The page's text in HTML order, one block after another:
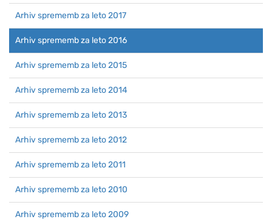
Arhiv sprememb za leto 2017
Arhiv sprememb za leto 2016
Arhiv sprememb za leto 2015
Arhiv sprememb za leto 2014
Arhiv sprememb za leto 2013
Arhiv sprememb za leto 2012
Arhiv sprememb za leto 2011
Arhiv sprememb za leto 2010
Arhiv sprememb za leto 2009